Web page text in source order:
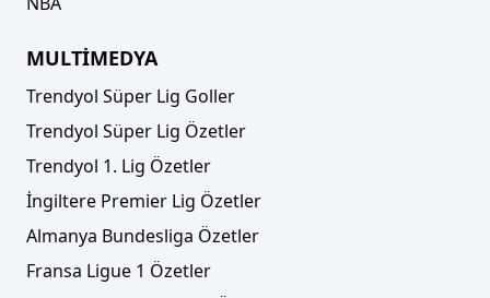
MULTİMEDYA
Trendyol Süper Lig Goller
Trendyol Süper Lig Özetler
Trendyol 1. Lig Özetler
İngiltere Premier Lig Özetler
Almanya Bundesliga Özetler
Fransa Ligue 1 Özetler